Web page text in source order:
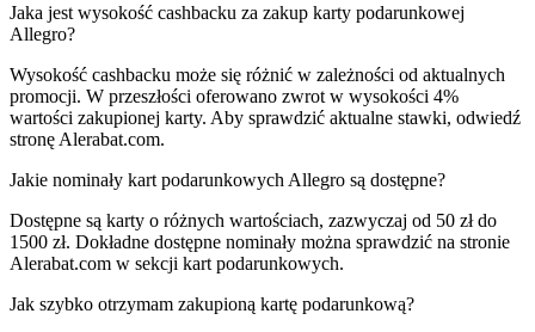
Jaka jest wysokość cashbacku za zakup karty podarunkowej
Allegro?
Wysokość cashbacku może się różnić w zależności od aktualnych
promocji. W przeszłości oferowano zwrot w wysokości 4%
wartości zakupionej karty. Aby sprawdzić aktualne stawki, odwiedź
stronę Alerabat.com.
Jakie nominały kart podarunkowych Allegro są dostępne?
Dostępne są karty o różnych wartościach, zazwyczaj od 50 zł do
1500 zł. Dokładne dostępne nominały można sprawdzić na stronie
Alerabat.com w sekcji kart podarunkowych.​
Jak szybko otrzymam zakupioną kartę podarunkową?